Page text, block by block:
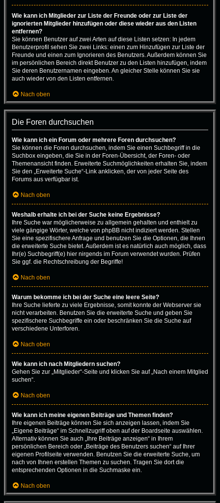
Wie kann ich Mitglieder zur Liste der Freunde oder zur Liste der
ignorierten Mitglieder hinzufügen oder diese wieder aus den Listen
entfernen?
Sie können Benutzer auf zwei Arten auf diese Listen setzen: In jedem
Benutzerprofil sehen Sie zwei Links: einen zum Hinzufügen zur Liste der
Freunde und einen zum Ignorieren des Benutzers. Außerdem können Sie
im persönlichen Bereich direkt Benutzer zu den Listen hinzufügen, indem
Sie deren Benutzernamen eingeben. An gleicher Stelle können Sie sie
auch wieder von den Listen entfernen.
Nach oben
Die Foren durchsuchen
Wie kann ich ein Forum oder mehrere Foren durchsuchen?
Sie können die Foren durchsuchen, indem Sie einen Suchbegriff in die
Suchbox eingeben, die Sie in der Foren-Übersicht, der Foren- oder
Themenansicht finden. Erweiterte Suchmöglichkeiten erhalten Sie, indem
Sie den „Erweiterte Suche“-Link anklicken, der von jeder Seite des
Forums aus verfügbar ist.
Nach oben
Weshalb erhalte ich bei der Suche keine Ergebnisse?
Ihre Suche war möglicherweise zu allgemein gehalten und enthielt zu
viele gängige Wörter, welche von phpBB nicht indiziert werden. Stellen
Sie eine spezifischere Anfrage und benutzen Sie die Optionen, die Ihnen
die erweiterte Suche bietet. Außerdem ist es natürlich auch möglich, dass
Ihr(e) Suchbegriff(e) hier nirgends im Forum verwendet wurden. Prüfen
Sie ggf. die Rechtschreibung der Begriffe!
Nach oben
Warum bekomme ich bei der Suche eine leere Seite?
Ihre Suche lieferte zu viele Ergebnisse, somit konnte der Webserver sie
nicht verarbeiten. Benutzen Sie die erweiterte Suche und geben Sie
spezifischere Suchbegriffe ein oder beschränken Sie die Suche auf
verschiedene Unterforen.
Nach oben
Wie kann ich nach Mitgliedern suchen?
Gehen Sie zur „Mitglieder“-Seite und klicken Sie auf „Nach einem Mitglied
suchen“.
Nach oben
Wie kann ich meine eigenen Beiträge und Themen finden?
Ihre eigenen Beiträge können Sie sich anzeigen lassen, indem Sie
„Eigene Beiträge“ im Schnellzugriff oben auf der Boardseite auswählen.
Alternativ können Sie auch „Ihre Beiträge anzeigen“ in Ihrem
persönlichen Bereich oder „Beiträge des Benutzers suchen“ auf Ihrer
eigenen Profilseite verwenden. Benutzen Sie die erweiterte Suche, um
nach von Ihnen erstellen Themen zu suchen. Tragen Sie dort die
entsprechenden Optionen in die Suchmaske ein.
Nach oben